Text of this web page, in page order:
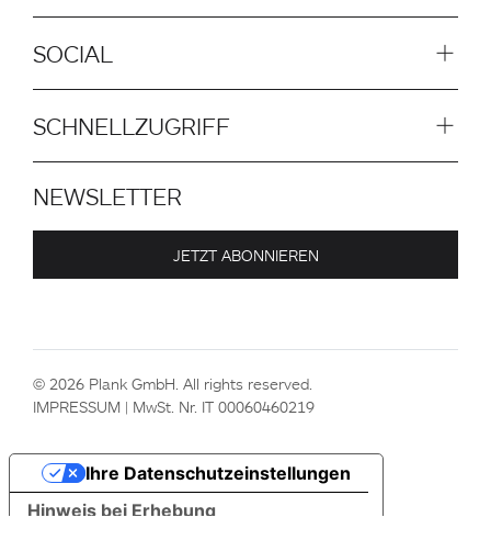
SOCIAL
SCHNELLZUGRIFF
NEWSLETTER
JETZT ABONNIEREN
© 2026 Plank GmbH. All rights reserved.
IMPRESSUM | MwSt. Nr. IT 00060460219
Hinweis bei Erhebung
Ihre Datenschutzeinstellungen